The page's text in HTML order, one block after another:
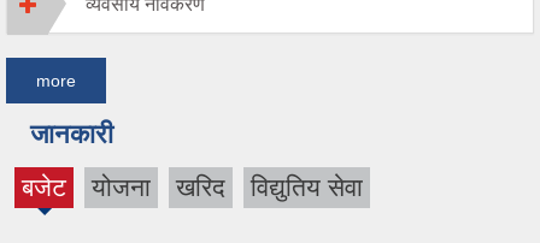
व्यवसाय नविकरण
more
जानकारी
बजेट
(active
योजना खरिद विद्युतिय सेवा